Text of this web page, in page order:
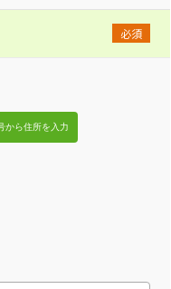
必須